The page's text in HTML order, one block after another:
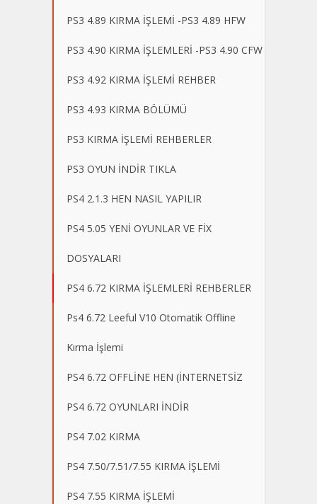
PS3 4.89 KIRMA İŞLEMİ -PS3 4.89 HFW
PS3 4.90 KIRMA İŞLEMLERİ -PS3 4.90 CFW
PS3 4.92 KIRMA İŞLEMİ REHBER
PS3 4.93 KIRMA BÖLÜMÜ
PS3 KIRMA İŞLEMİ REHBERLER
PS3 OYUN İNDİR TIKLA
PS4 2.1.3 HEN NASIL YAPILIR
PS4 5.05 YENİ OYUNLAR VE FİX
DOSYALARI
PS4 6.72 KIRMA İŞLEMLERİ REHBERLER
Ps4 6.72 Leeful V10 Otomatik Offline
Kırma İşlemi
PS4 6.72 OFFLİNE HEN (İNTERNETSİZ
PS4 6.72 OYUNLARI İNDİR
PS4 7.02 KIRMA
PS4 7.50/7.51/7.55 KIRMA İŞLEMİ
PS4 7.55 KIRMA İŞLEMİ